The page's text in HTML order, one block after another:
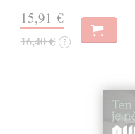
15,91 €
16,40 € ?